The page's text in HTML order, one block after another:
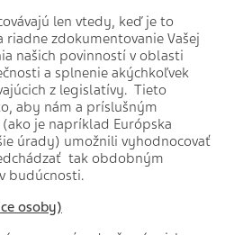
len vtedy, keď je to
zdokumentovanie Vašej
našich povinností v oblasti
a splnenie akýchkoľvek
z legislatívy. Tieto
aby nám a príslušným
je napríklad Európska
úrady) umožnili vyhodnocovať
tak obdobným
budúcnosti.
osoby)